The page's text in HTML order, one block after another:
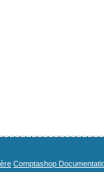
Comptashop